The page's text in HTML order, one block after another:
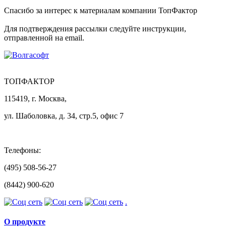
Спасибо за интерес к материалам компании ТопФактор
Для подтверждения рассылки следуйте инструкции,
отправленной на email.
ТОПФАКТОР
115419, г. Москва,
ул. Шаболовка, д. 34, стр.5, офис 7
Телефоны:
(495) 508-56-27
(8442) 900-620
.
О продукте